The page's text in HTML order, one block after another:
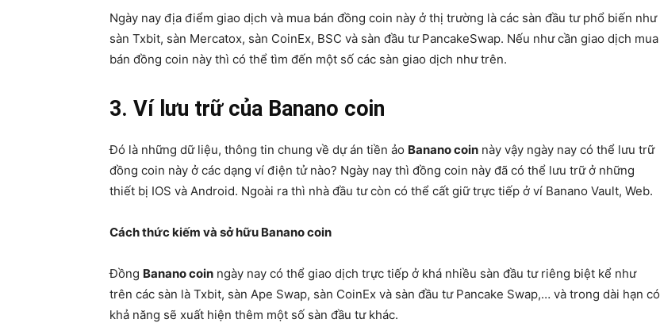
Ngày nay địa điểm giao dịch và mua bán đồng coin này ở thị trường là các sàn đầu tư phổ biến như
sàn Txbit, sàn Mercatox, sàn CoinEx, BSC và sàn đầu tư PancakeSwap. Nếu như cần giao dịch mua
bán đồng coin này thì có thể tìm đến một số các sàn giao dịch như trên.
3. Ví lưu trữ của Banano coin
Đó là những dữ liệu, thông tin chung về dự án tiền ảo Banano coin này vậy ngày nay có thể lưu trữ
đồng coin này ở các dạng ví điện tử nào? Ngày nay thì đồng coin này đã có thể lưu trữ ở những
thiết bị IOS và Android. Ngoài ra thì nhà đầu tư còn có thể cất giữ trực tiếp ở ví Banano Vault, Web.
Cách thức kiếm và sở hữu Banano coin
Đồng Banano coin ngày nay có thể giao dịch trực tiếp ở khá nhiều sàn đầu tư riêng biệt kể như
trên các sàn là Txbit, sàn Ape Swap, sàn CoinEx và sàn đầu tư Pancake Swap,… và trong dài hạn có
khả năng sẽ xuất hiện thêm một số sàn đầu tư khác.